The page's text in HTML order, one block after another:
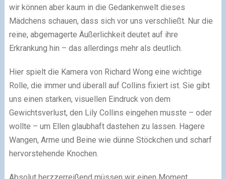
wir können aber kaum in die Gedankenwelt dieses
Mädchens schauen, dass sich vor uns verschließt. Nur die
reine, abgemagerte Äußerlichkeit deutet auf ihre
Erkrankung hin – das allerdings mehr als deutlich.
Hier spielt die Kamera von Richard Wong eine wichtige
Rolle, die immer und überall auf Collins fixiert ist. Sie gibt
uns einen starken, visuellen Eindruck von dem
Gewichtsverlust, den Lily Collins eingehen musste – oder
wollte – um Ellen glaubhaft dastehen zu lassen. Hagere
Wangen, Arme und Beine wie dünne Stöckchen und scharf
hervorstehende Knochen.